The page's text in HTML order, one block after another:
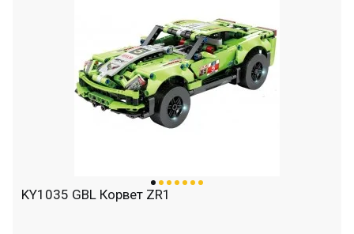
KY1035 GBL Корвет ZR1